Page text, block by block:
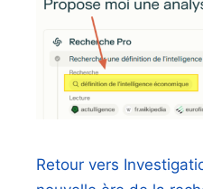
Retour vers